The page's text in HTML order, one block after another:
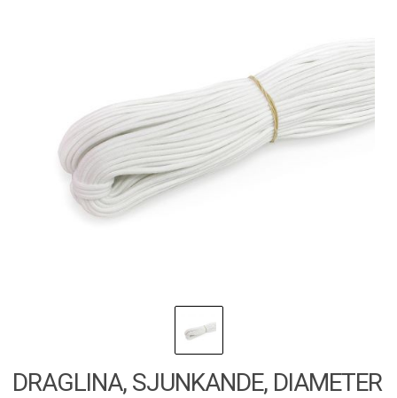
DRAGLINA, SJUNKANDE, DIAMETER